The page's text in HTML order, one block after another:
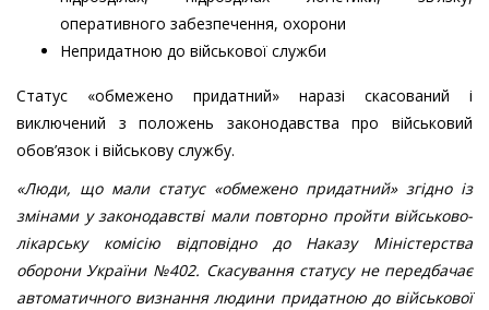
оперативного забезпечення, охорони
Непридатною до військової служби
Статус «обмежено придатний» наразі скасований і
виключений з положень законодавства про військовий
обов’язок і військову службу.
«Люди, що мали статус «обмежено придатний» згідно із
змінами у законодавстві мали повторно пройти військово-
лікарську комісію відповідно до Наказу Міністерства
оборони України №402. Скасування статусу не передбачає
автоматичного визнання людини придатною до військової